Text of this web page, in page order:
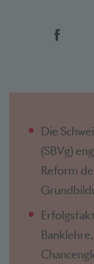
Social
Die
(SBVg)
Reform